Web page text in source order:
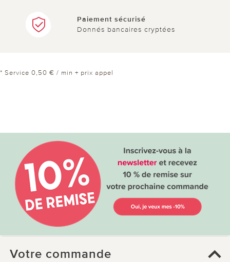
Paiement sécurisé
Donnés bancaires cryptées
* Service 0,50 € / min + prix appel
Votre commande